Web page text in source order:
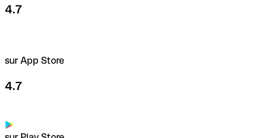
4.7
sur App Store
4.7